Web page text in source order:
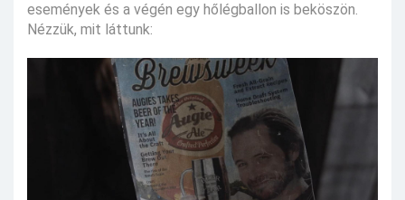
események és a végén egy hőlégballon is beköszön.
Nézzük, mit láttunk: